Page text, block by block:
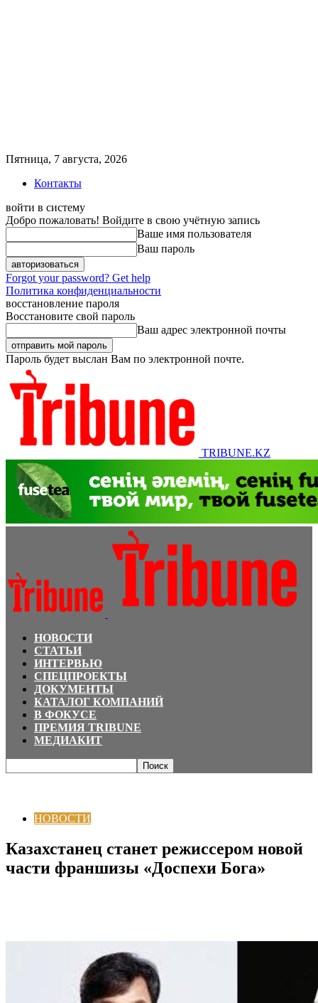
Пятница, 7 августа, 2026
Контакты
войти в систему
Добро пожаловать! Войдите в свою учётную запись
Ваше имя пользователя
Ваш пароль
Forgot your password? Get help
Политика конфиденциальности
восстановление пароля
Восстановите свой пароль
Ваш адрес электронной почты
Пароль будет выслан Вам по электронной почте.
TRIBUNE.KZ
НОВОСТИ
СТАТЬИ
ИНТЕРВЬЮ
СПЕЦПРОЕКТЫ
ДОКУМЕНТЫ
КАТАЛОГ КОМПАНИЙ
В ФОКУСЕ
ПРЕМИЯ TRIBUNE
МЕДИАКИТ
НОВОСТИ
Казахстанец станет режиссером новой
части франшизы «Доспехи Бога»